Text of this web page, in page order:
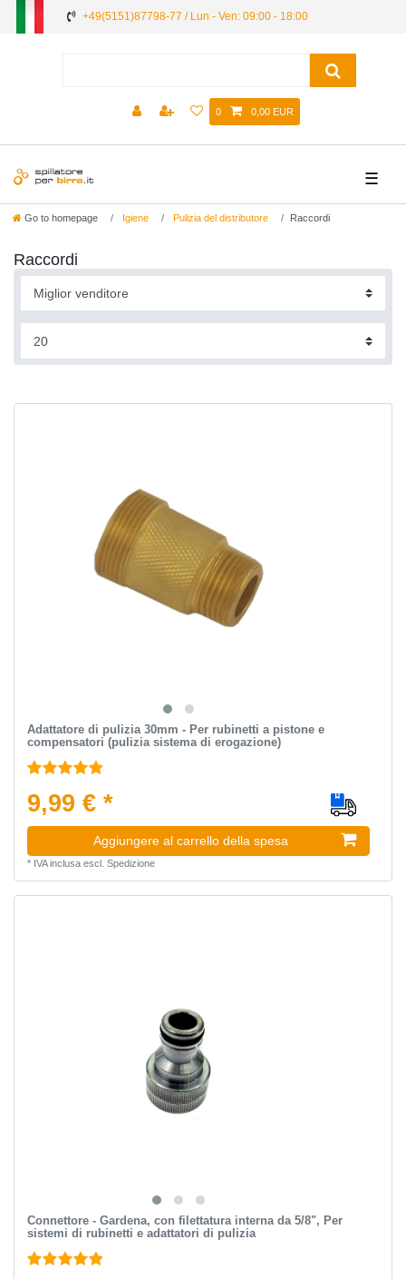
+49(5151)87798-77 / Lun - Ven: 09:00 - 18:00
0 0,00 EUR
☰
Go to homepage Igiene Pulizia del distributore Raccordi
Raccordi
Adattatore di pulizia 30mm - Per rubinetti a pistone e
compensatori (pulizia sistema di erogazione)
9,99 € *
Aggiungere al carrello della spesa
* IVA inclusaescl. Spedizione
Connettore - Gardena, con filettatura interna da 5/8", Per
sistemi di rubinetti e adattatori di pulizia